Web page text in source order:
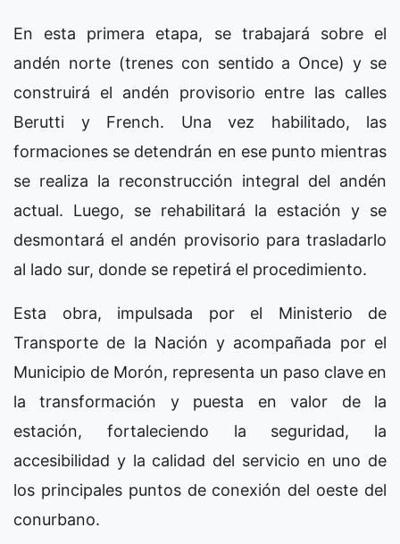
En esta primera etapa, se trabajará sobre el
andén norte (trenes con sentido a Once) y se
construirá el andén provisorio entre las calles
Berutti y French. Una vez habilitado, las
formaciones se detendrán en ese punto mientras
se realiza la reconstrucción integral del andén
actual. Luego, se rehabilitará la estación y se
desmontará el andén provisorio para trasladarlo
al lado sur, donde se repetirá el procedimiento.
Esta obra, impulsada por el Ministerio de
Transporte de la Nación y acompañada por el
Municipio de Morón, representa un paso clave en
la transformación y puesta en valor de la
estación, fortaleciendo la seguridad, la
accesibilidad y la calidad del servicio en uno de
los principales puntos de conexión del oeste del
conurbano.